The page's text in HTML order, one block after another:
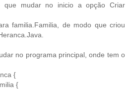
que mudar no inicio a opção Criar
familia.Familia, de modo que criou
no programa principal, onde tem o
{
{